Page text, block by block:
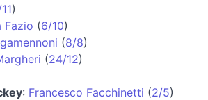
)
Fazio (6/10)
(8/8)
(24/12)
: Francesco Facchinetti (2/5)